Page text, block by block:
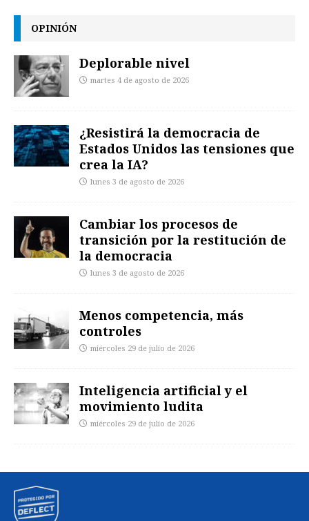
OPINIÓN
Deplorable nivel
martes 4 de agosto de 2026
¿Resistirá la democracia de
Estados Unidos las tensiones que
crea la IA?
lunes 3 de agosto de 2026
Cambiar los procesos de
transición por la restitución de
la democracia
lunes 3 de agosto de 2026
Menos competencia, más
controles
miércoles 29 de julio de 2026
Inteligencia artificial y el
movimiento ludita
miércoles 29 de julio de 2026